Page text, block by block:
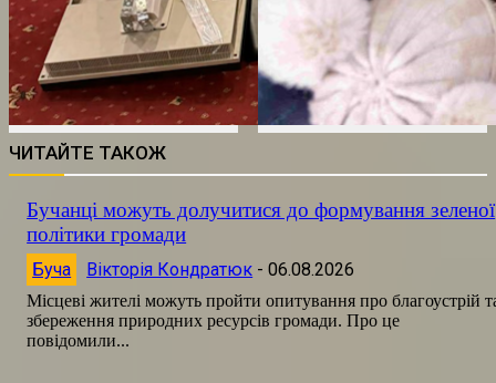
ЧИТАЙТЕ ТАКОЖ
Бучанці можуть долучитися до формування зеленої
політики громади
Буча Вікторія Кондратюк - 06.08.2026
Місцеві жителі можуть пройти опитування про благоустрій
збереження природних ресурсів громади. Про це
повідомили...